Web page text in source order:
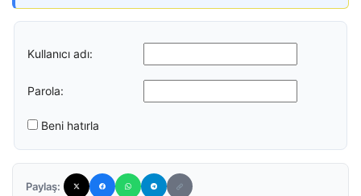
Kullanıcı adı:
Parola:
Beni hatırla
Paylaş: